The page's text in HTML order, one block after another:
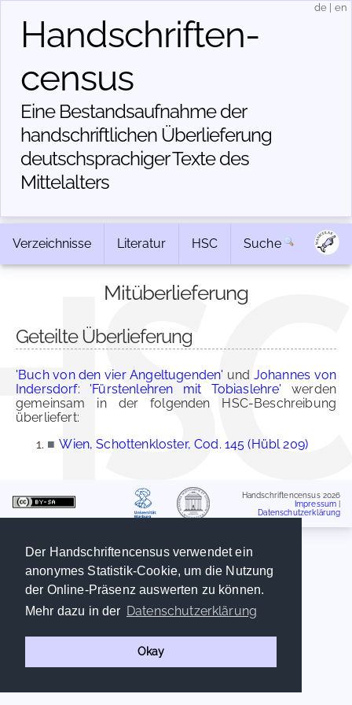
Der Handschriftencensus verwendet ein
anonymes Statistik-Cookie, um die Nutzung
der Online-Präsenz auswerten zu können.
Mehr dazu in der Datenschutzerklärung
Okay
Handschriften­
census
Eine Bestandsaufnahme der
handschriftlichen Über­lieferung
deutschsprachiger Texte des
Mittelalters
de en
Verzeichnisse Literatur HSC Suche
Mitüberlieferung
Geteilte Überlieferung
'Buch von den vier Angeltugenden' und Johannes von
Indersdorf: 'Fürstenlehren mit Tobiaslehre' werden
gemeinsam in der folgenden HSC-Beschreibung
überliefert:
■ Wien, Schottenkloster, Cod. 145 (Hübl 209)
Handschriftencensus 2026
Impressum
Datenschutzerklärung